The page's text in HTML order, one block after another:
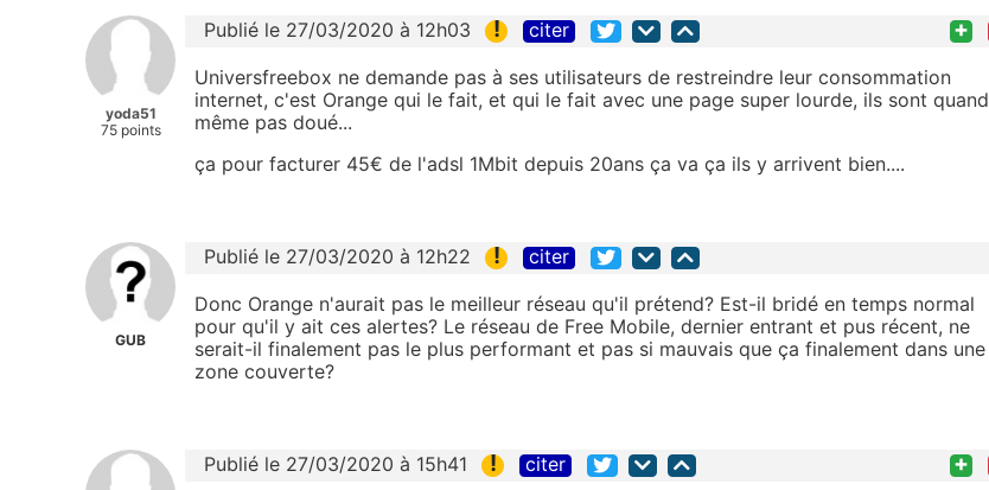
yoda51
75 points
Publié le 27/03/2020 à 12h03 ! citer +
Universfreebox ne demande pas à ses utilisateurs de restreindre leur consommation
internet, c'est Orange qui le fait, et qui le fait avec une page super lourde, ils sont quand
même pas doué...
ça pour facturer 45€ de l'adsl 1Mbit depuis 20ans ça va ça ils y arrivent bien....
GUB
Publié le 27/03/2020 à 12h22 ! citer
Donc Orange n'aurait pas le meilleur réseau qu'il prétend? Est-il bridé en temps normal
pour qu'il y ait ces alertes? Le réseau de Free Mobile, dernier entrant et pus récent, ne
serait-il finalement pas le plus performant et pas si mauvais que ça finalement dans une
zone couverte?
Publié le 27/03/2020 à 15h41 ! citer +